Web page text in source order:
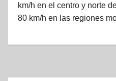
km/h en el centro y norte
80 km/h en las regiones